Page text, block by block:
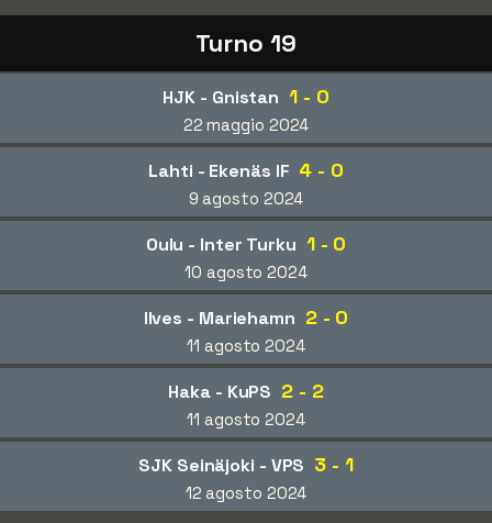
Turno 19
HJK - Gnistan 1 - 0
22 maggio 2024
Lahti - Ekenäs IF 4 - 0
9 agosto 2024
Oulu - Inter Turku 1 - 0
10 agosto 2024
Ilves - Mariehamn 2 - 0
11 agosto 2024
Haka - KuPS 2 - 2
11 agosto 2024
SJK Seinäjoki - VPS 3 - 1
12 agosto 2024